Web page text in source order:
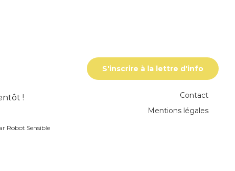
!
S'inscrire à la lettre d'info
Contact
Mentions légales
Robot Sensible